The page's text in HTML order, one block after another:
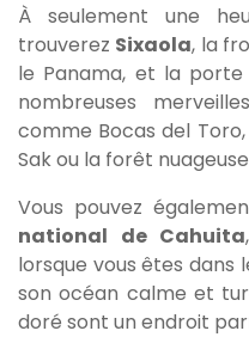
À seulement une
trouverez Sixaola, la
le Panama, et la
nombreuses
comme Bocas del
Sak ou la forêt
Vous pouvez
national de Cahuita
lorsque vous êtes dans
son océan calme et
doré sont un endroit